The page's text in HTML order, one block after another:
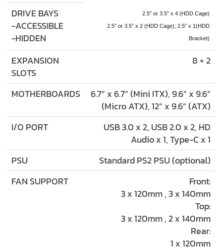
DRIVE BAYS
-ACCESSIBLE
-HIDDEN
2.5” or 3.5” x 4 (HDD Cage)
2.5” or 3.5” x 2 (HDD Cage); 2.5” x 1(HDD
Bracket)
EXPANSION
SLOTS
8 + 2
MOTHERBOARDS
6.7” x 6.7” (Mini ITX), 9.6” x 9.6”
(Micro ATX), 12” x 9.6” (ATX)
I/O PORT
USB 3.0 x 2, USB 2.0 x 2, HD
Audio x 1, Type-C x 1
PSU
Standard PS2 PSU (optional)
FAN SUPPORT
Front:
3 x 120mm , 3 x 140mm
Top:
3 x 120mm , 2 x 140mm
Rear:
1 x 120mm